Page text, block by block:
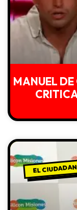
MANUEL
EL